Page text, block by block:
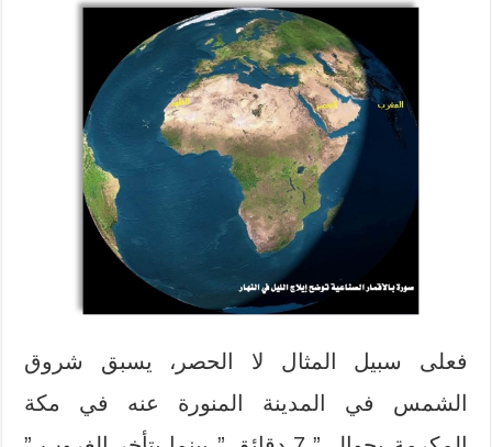
فعلى سبيل المثال لا الحصر، يسبق شروق
الشمس في المدينة المنورة عنه في مكة